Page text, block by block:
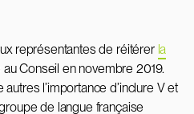
représentantes de réitérer la
Conseil en novembre 2019.
l’importance d’inclure V et
de langue française